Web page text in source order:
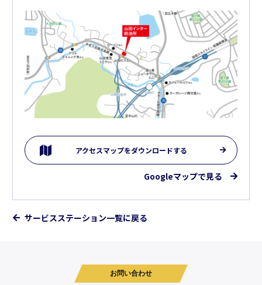
アクセスマップをダウンロードする
Googleマップで見る
サービスステーション一覧に戻る
お問い合わせ